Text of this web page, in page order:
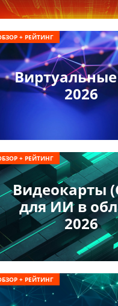
2026
+ РЕЙТИНГ
Видеокарты
для ИИ в
2026
+ РЕЙТИНГ
+ РЕЙТИНГ